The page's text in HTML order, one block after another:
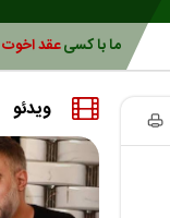
ما با کسیعقد اخوت
ویدئو